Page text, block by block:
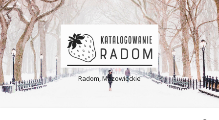
Radom, Mazowieckie